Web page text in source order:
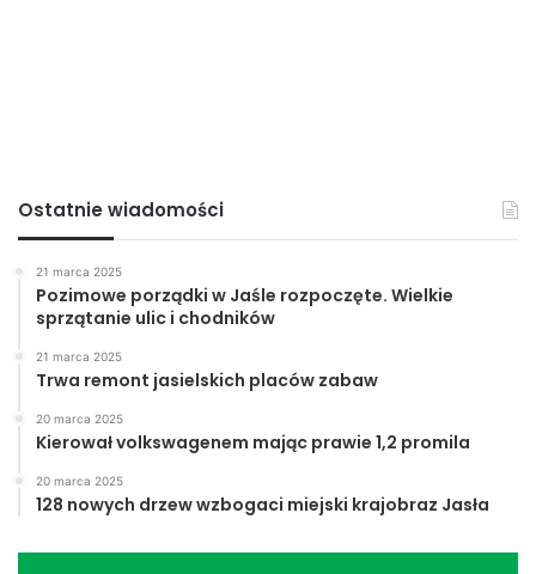
Ostatnie wiadomości
21 marca 2025
Pozimowe porządki w Jaśle rozpoczęte. Wielkie
sprzątanie ulic i chodników
21 marca 2025
Trwa remont jasielskich placów zabaw
20 marca 2025
Kierował volkswagenem mając prawie 1,2 promila
20 marca 2025
128 nowych drzew wzbogaci miejski krajobraz Jasła